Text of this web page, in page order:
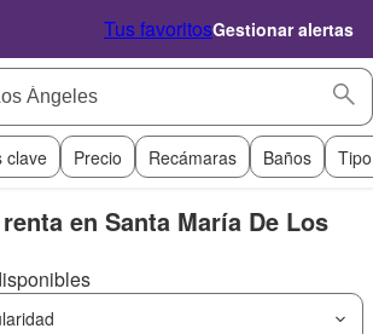
Tus favoritosGestionar alertas
clave Precio Recámaras Baños
en Santa María De Los